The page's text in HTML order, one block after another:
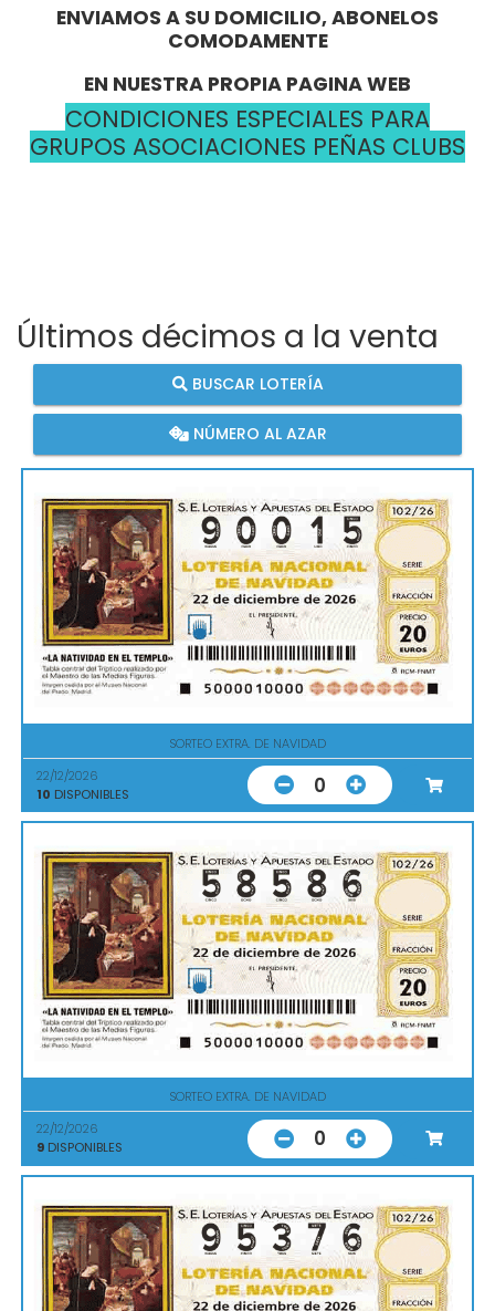
ENVIAMOS A SU DOMICILIO, ABONELOS
COMODAMENTE
EN NUESTRA PROPIA PAGINA WEB
CONDICIONES ESPECIALES PARA
GRUPOS ASOCIACIONES PEÑAS CLUBS
Últimos décimos a la venta
BUSCAR LOTERÍA
NÚMERO AL AZAR
SORTEO EXTRA. DE NAVIDAD
22/12/2026
10 DISPONIBLES 0
SORTEO EXTRA. DE NAVIDAD
22/12/2026
9 DISPONIBLES 0